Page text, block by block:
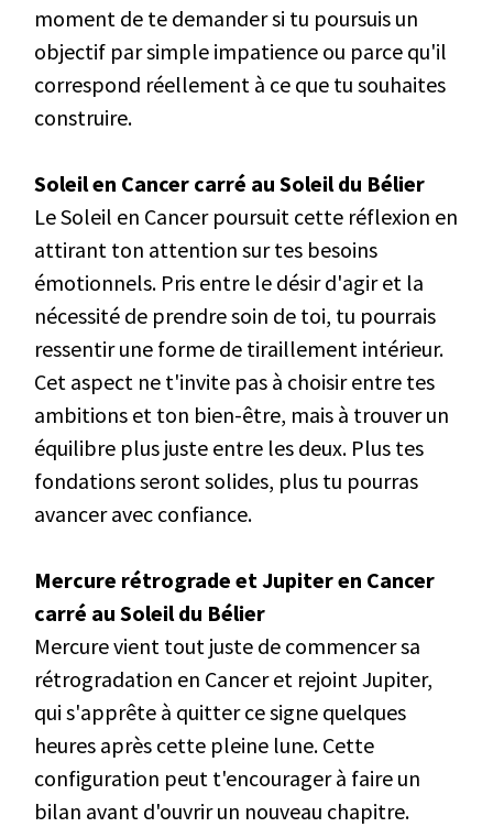
moment de te demander si tu poursuis un
objectif par simple impatience ou parce qu'il
correspond réellement à ce que tu souhaites
construire.
Soleil en Cancer carré au Soleil du Bélier
Le Soleil en Cancer poursuit cette réflexion en
attirant ton attention sur tes besoins
émotionnels. Pris entre le désir d'agir et la
nécessité de prendre soin de toi, tu pourrais
ressentir une forme de tiraillement intérieur.
Cet aspect ne t'invite pas à choisir entre tes
ambitions et ton bien-être, mais à trouver un
équilibre plus juste entre les deux. Plus tes
fondations seront solides, plus tu pourras
avancer avec confiance.
Mercure rétrograde et Jupiter en Cancer
carré au Soleil du Bélier
Mercure vient tout juste de commencer sa
rétrogradation en Cancer et rejoint Jupiter,
qui s'apprête à quitter ce signe quelques
heures après cette pleine lune. Cette
configuration peut t'encourager à faire un
bilan avant d'ouvrir un nouveau chapitre.